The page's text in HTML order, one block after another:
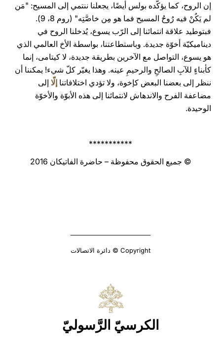
إن الروح، كما يؤكّده بولس أيضًا، يجعلنا ننتمي إلى المسيح: "مَن
لم يَكُنْ فيه رُوحُ المسيح فما هو مِن خاصَّتِه" (روم 8، 9).
فبتوطيد علاقة انتمائنا إلى الرّب يسوع، يُدخلنا الروح في
ديناميكيّة أخوّة جديدة. وباستطاعتنا، بواسطة الأخ العالمي الذي
هو يسوع، التواصل مع الآخرين بطريقة جديدة، لا كيتامى، إنما
كأبناءٍ للآبِ الصالحِ والرحيمِ عينه. وهذا يغيّر كلّ شيء! يمكننا أن
ننظر إلى بعضنا البعض كإخوة، ولا تؤدي اختلافاتنا إلّا إلى
مضاعفة الفرح والاندهاش لانتمائنا إلى هذه الأبوّة والأخوّة
الوحيدة.
***********
© جميع الحقوق محفوظة – حاضرة الفاتيكان 2016
Copyright © دائرة الاتصالات
الكرسيّ الرَّسوليّ